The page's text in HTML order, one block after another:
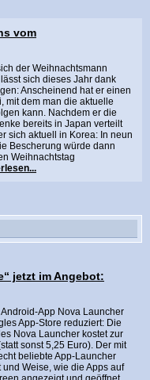
vom
der Weihnachtsmann
sich dieses Jahr dank
Anscheinend hat er einen
mit dem man die aktuelle
kann. Nachdem er die
bereits in Japan verteilt
sich aktuell in Korea: In neun
Bescherung würde dann
Weihnachtstag
jetzt im Angebot:
App Nova Launcher
App-Store reduziert: Die
Nova Launcher kostet zur
sonst 5,25 Euro). Der mit
beliebte App-Launcher
und Weise, wie die Apps auf